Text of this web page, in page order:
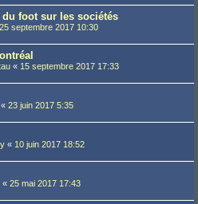
foot sur les sociétés
25 septembre 2017 10:30
« 15 septembre 2017 17:33
« 23 juin 2017 5:35
« 10 juin 2017 18:52
« 25 mai 2017 17:43